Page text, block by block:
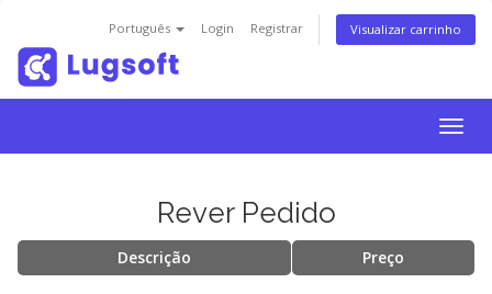
Português Login Registrar Visualizar carrinho
Rever Pedido
Descrição Preço